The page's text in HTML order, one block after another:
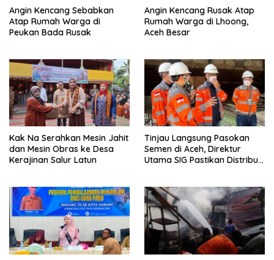
Angin Kencang Sebabkan
Atap Rumah Warga di
Peukan Bada Rusak
Angin Kencang Rusak Atap
Rumah Warga di Lhoong,
Aceh Besar
Kak Na Serahkan Mesin Jahit
dan Mesin Obras ke Desa
Kerajinan Salur Latun
Tinjau Langsung Pasokan
Semen di Aceh, Direktur
Utama SIG Pastikan Distribusi